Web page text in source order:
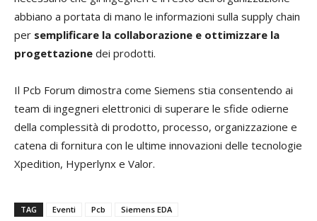
abbiano a portata di mano le informazioni sulla supply chain
per semplificare la collaborazione e ottimizzare la
progettazione dei prodotti.
Il Pcb Forum dimostra come Siemens stia consentendo ai
team di ingegneri elettronici di superare le sfide odierne
della complessità di prodotto, processo, organizzazione e
catena di fornitura con le ultime innovazioni delle tecnologie
Xpedition, Hyperlynx e Valor.
TAG Eventi Pcb Siemens EDA